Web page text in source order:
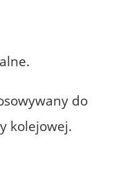
do
kolejowej.